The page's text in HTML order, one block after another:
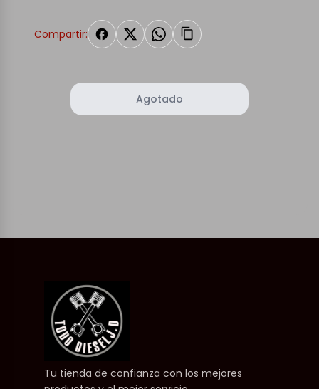
Compartir:
Agotado
Tu tienda de confianza con los mejores